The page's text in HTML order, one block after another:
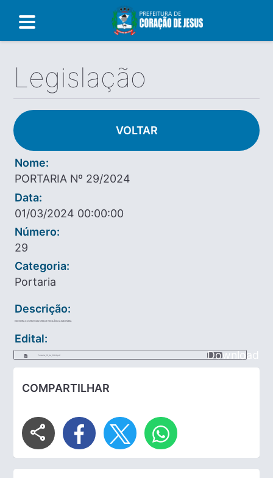
Legislação
VOLTAR
Nome:
PORTARIA Nº 29/2024
Data:
01/03/2024 00:00:00
Número:
29
Categoria:
Portaria
Descrição:
EXONERA COORDENADORA DE VIGILÂNCIA SANITÁRIA
Edital:
Portaria_29_de_2024.pdf Download
COMPARTILHAR
share